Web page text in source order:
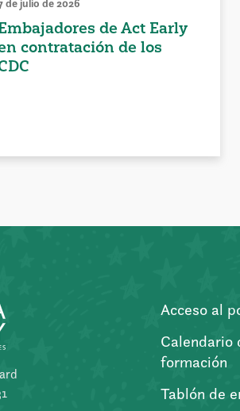
de julio de 2026
de Act Early
contratación de los
Acceso al
Calendario
formación
Tablón de